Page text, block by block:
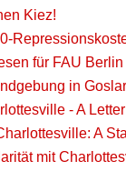
Kiez!
für FAU Berlin
in Goslar
- A
A
mit